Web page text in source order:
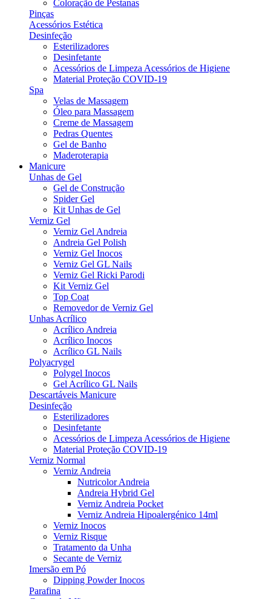
Coloração de Pestanas
Pinças
Acessórios Estética
Desinfeção
Esterilizadores
Desinfetante
Acessórios de Limpeza Acessórios de Higiene
Material Proteção COVID-19
Spa
Velas de Massagem
Óleo para Massagem
Creme de Massagem
Pedras Quentes
Gel de Banho
Maderoterapia
Manicure
Unhas de Gel
Gel de Construção
Spider Gel
Kit Unhas de Gel
Verniz Gel
Verniz Gel Andreia
Andreia Gel Polish
Verniz Gel Inocos
Verniz Gel GL Nails
Verniz Gel Ricki Parodi
Kit Verniz Gel
Top Coat
Removedor de Verniz Gel
Unhas Acrílico
Acrílico Andreia
Acrílico Inocos
Acrílico GL Nails
Polyacrygel
Polygel Inocos
Gel Acrílico GL Nails
Descartáveis Manicure
Desinfeção
Esterilizadores
Desinfetante
Acessórios de Limpeza Acessórios de Higiene
Material Proteção COVID-19
Verniz Normal
Verniz Andreia
Nutricolor Andreia
Andreia Hybrid Gel
Verniz Andreia Pocket
Verniz Andreia Hipoalergénico 14ml
Verniz Inocos
Verniz Risque
Tratamento da Unha
Secante de Verniz
Imersão em Pó
Dipping Powder Inocos
Parafina